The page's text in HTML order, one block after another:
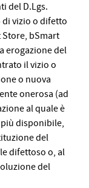
del D.Lgs.
di vizio o difetto
bSmart
erogazione del
il vizio o
o nuova
onerosa (ad
al quale è
disponibile,
del
difettoso o, al
del